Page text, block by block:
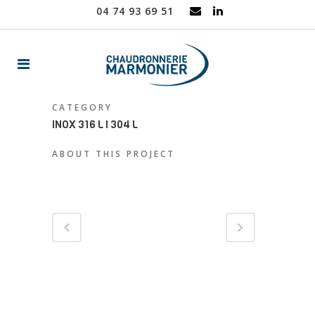
04 74 93 69 51
CATEGORY
INOX 316 L I 304 L
ABOUT THIS PROJECT